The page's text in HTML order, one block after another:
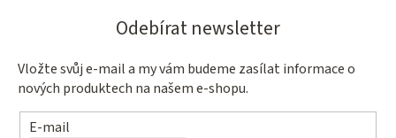
á
a
c
í
Odebírat newsletter
Vložte svůj e-mail a my vám budeme zasílat informace o
nových produktech na našem e-shopu.
E-mail